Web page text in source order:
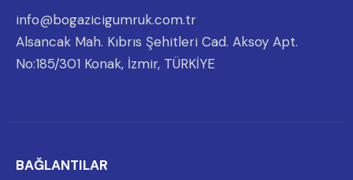
info@bogazicigumruk.com.tr
Alsancak Mah. Kıbrıs Şehitleri Cad. Aksoy Apt.
No:185/301 Konak, İzmir, TÜRKİYE
BAĞLANTILAR